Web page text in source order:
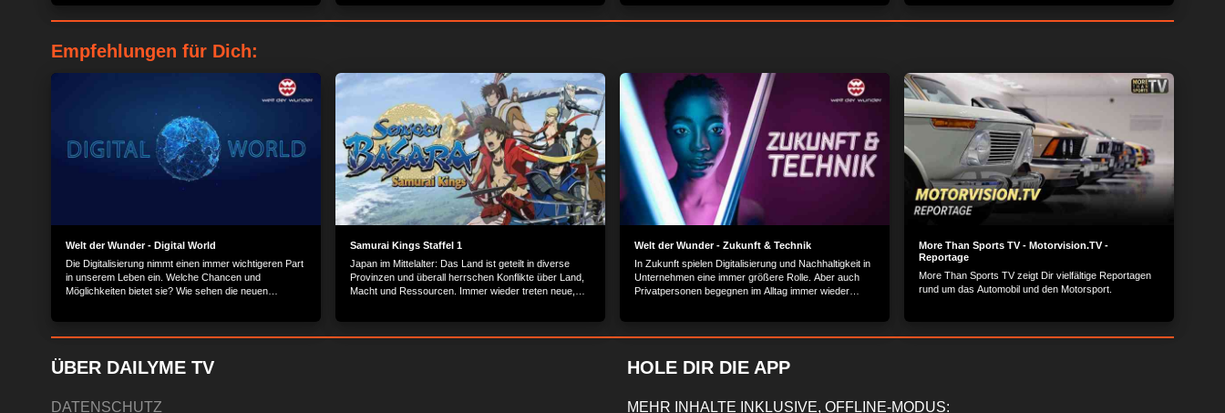
bekommen häufig auch die Gründer Jevgenij und
Empfehlungen für Dich:
Welt der Wunder - Digital World
Die Digitalisierung nimmt einen immer wichtigeren Part
in unserem Leben ein. Welche Chancen und
Möglichkeiten bietet sie? Wie sehen die neuen
Samurai Kings Staffel 1
Japan im Mittelalter: Das Land ist geteilt in diverse
Provinzen und überall herrschen Konflikte über Land,
Macht und Ressourcen. Immer wieder treten neue,
Welt der Wunder - Zukunft & Technik
In Zukunft spielen Digitalisierung und Nachhaltigkeit in
Unternehmen eine immer größere Rolle. Aber auch
Privatpersonen begegnen im Alltag immer wieder
More Than Sports TV - Motorvision.TV -
Reportage
More Than Sports TV zeigt Dir vielfältige Reportagen
rund um das Automobil und den Motorsport.
ÜBER DAILYME TV
DATENSCHUTZ
HOLE DIR DIE APP
MEHR INHALTE INKLUSIVE, OFFLINE-MODUS: